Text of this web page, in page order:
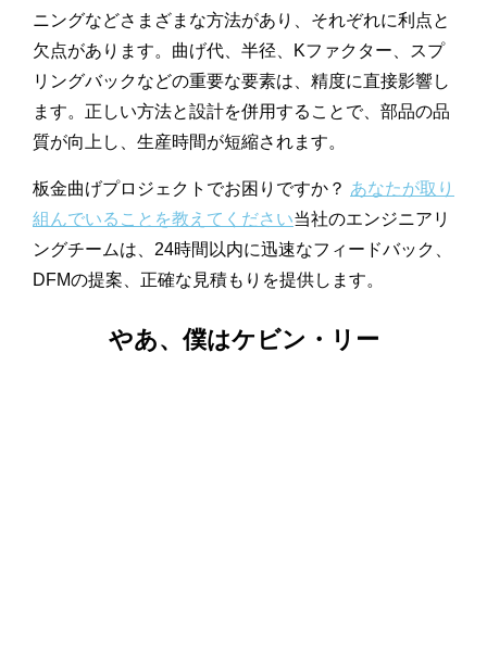
ニングなどさまざまな方法があり、それぞれに利点と
欠点があります。曲げ代、半径、Kファクター、スプ
リングバックなどの重要な要素は、精度に直接影響し
ます。正しい方法と設計を併用することで、部品の品
質が向上し、生産時間が短縮されます。
板金曲げプロジェクトでお困りですか？ あなたが取り
組んでいることを教えてください当社のエンジニアリ
ングチームは、24時間以内に迅速なフィードバック、
DFMの提案、正確な見積もりを提供します。
やあ、僕はケビン・リー